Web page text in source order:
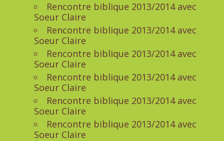
Rencontre biblique 2013/2014 avec
Soeur Claire
Rencontre biblique 2013/2014 avec
Soeur Claire
Rencontre biblique 2013/2014 avec
Soeur Claire
Rencontre biblique 2013/2014 avec
Soeur Claire
Rencontre biblique 2013/2014 avec
Soeur Claire
Rencontre biblique 2013/2014 avec
Soeur Claire